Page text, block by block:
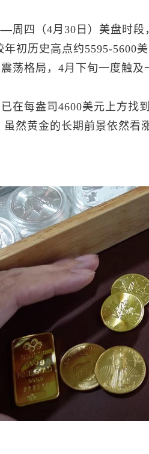
周四（4月30日）美盘时段
年初历史高点约5595-5600
荡格局，4月下旬一度触及
已在每盎司4600美元上方找
虽然黄金的长期前景依然看